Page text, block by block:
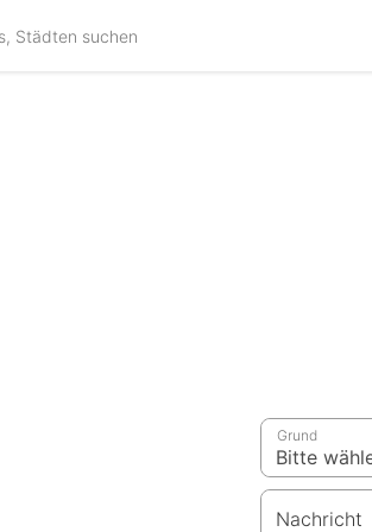
Grund
Nachricht